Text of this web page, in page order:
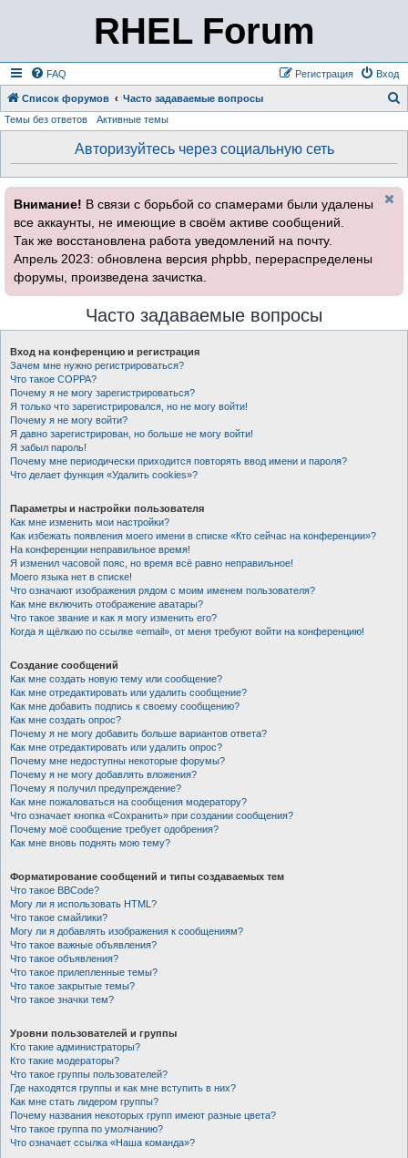
RHEL Forum
FAQ Вход
Регистрация
Список форумов Часто задаваемые вопросы
Темы без ответов Активные темы
Авторизуйтесь через социальную сеть
Внимание! В связи с борьбой со спамерами были удалены
все аккаунты, не имеющие в своём активе сообщений.
Так же восстановлена работа уведомлений на почту.
Апрель 2023: обновлена версия phpbb, перераспределены
форумы, произведена зачистка.
Часто задаваемые вопросы
Вход на конференцию и регистрация
Зачем мне нужно регистрироваться?
Что такое COPPA?
Почему я не могу зарегистрироваться?
Я только что зарегистрировался, но не могу войти!
Почему я не могу войти?
Я давно зарегистрирован, но больше не могу войти!
Я забыл пароль!
Почему мне периодически приходится повторять ввод имени и пароля?
Что делает функция «Удалить cookies»?
Параметры и настройки пользователя
Как мне изменить мои настройки?
Как избежать появления моего имени в списке «Кто сейчас на конференции»?
На конференции неправильное время!
Я изменил часовой пояс, но время всё равно неправильное!
Моего языка нет в списке!
Что означают изображения рядом с моим именем пользователя?
Как мне включить отображение аватары?
Что такое звание и как я могу изменить его?
Когда я щёлкаю по ссылке «email», от меня требуют войти на конференцию!
Создание сообщений
Как мне создать новую тему или сообщение?
Как мне отредактировать или удалить сообщение?
Как мне добавить подпись к своему сообщению?
Как мне создать опрос?
Почему я не могу добавить больше вариантов ответа?
Как мне отредактировать или удалить опрос?
Почему мне недоступны некоторые форумы?
Почему я не могу добавлять вложения?
Почему я получил предупреждение?
Как мне пожаловаться на сообщения модератору?
Что означает кнопка «Сохранить» при создании сообщения?
Почему моё сообщение требует одобрения?
Как мне вновь поднять мою тему?
Форматирование сообщений и типы создаваемых тем
Что такое BBCode?
Могу ли я использовать HTML?
Что такое смайлики?
Могу ли я добавлять изображения к сообщениям?
Что такое важные объявления?
Что такое объявления?
Что такое прилепленные темы?
Что такое закрытые темы?
Что такое значки тем?
Уровни пользователей и группы
Кто такие администраторы?
Кто такие модераторы?
Что такое группы пользователей?
Где находятся группы и как мне вступить в них?
Как мне стать лидером группы?
Почему названия некоторых групп имеют разные цвета?
Что такое группа по умолчанию?
Что означает ссылка «Наша команда»?